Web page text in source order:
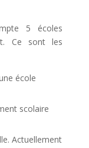
5 écoles
Ce sont les
école
scolaire
Actuellement